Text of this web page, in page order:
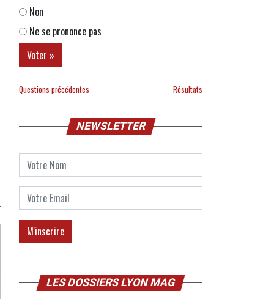
Non
Ne se prononce pas
Questions précédentes Résultats
NEWSLETTER
LES DOSSIERS LYON MAG